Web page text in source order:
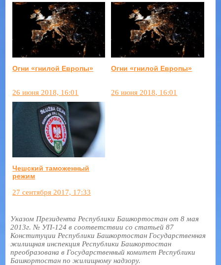
Огни «гнилой Европы»
26 июня 2018, 16:01
Огни «гнилой Европы»
26 июня 2018, 16:01
Чешский таможенный
режим
27 сентября 2017, 17:33
Указом Президента Республики Башкортостан от 8 мая
2013г. № УП-124 в соответствии со статьей 87
Конституции Республики Башкортостан Государственная
жилищная инспекция Республики Башкортостан
преобразована в Государственный комитет Республики
Башкортостан по жилищному надзору.